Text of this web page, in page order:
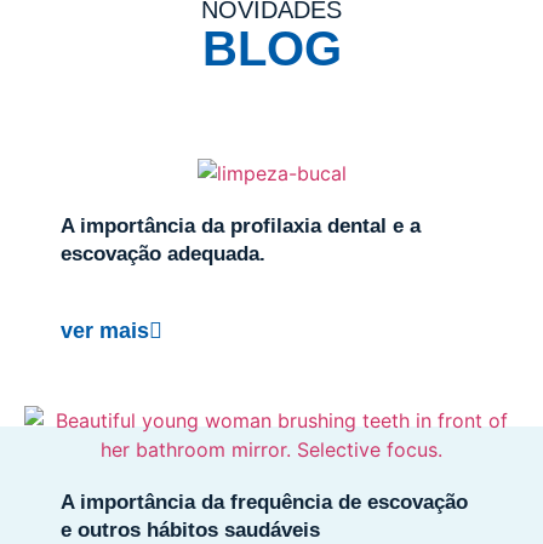
NOVIDADES
BLOG
A importância da profilaxia dental e a
escovação adequada.
ver mais
A importância da frequência de escovação
e outros hábitos saudáveis